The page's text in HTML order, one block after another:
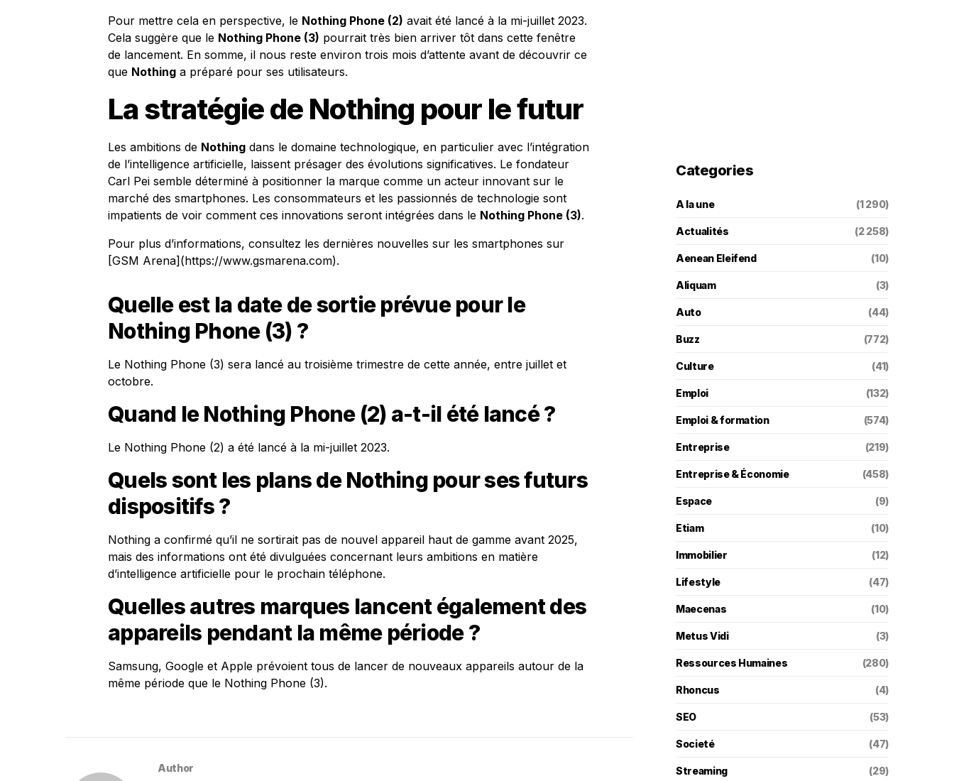
Pour mettre cela en perspective, le Nothing Phone (2) avait été lancé à la mi-juillet 2023.
Cela suggère que le Nothing Phone (3) pourrait très bien arriver tôt dans cette fenêtre
de lancement. En somme, il nous reste environ trois mois d’attente avant de découvrir ce
que Nothing a préparé pour ses utilisateurs.
La stratégie de Nothing pour le futur
Les ambitions de Nothing dans le domaine technologique, en particulier avec l’intégration
de l’intelligence artificielle, laissent présager des évolutions significatives. Le fondateur
Carl Pei semble déterminé à positionner la marque comme un acteur innovant sur le
marché des smartphones. Les consommateurs et les passionnés de technologie sont
impatients de voir comment ces innovations seront intégrées dans le Nothing Phone (3).
Pour plus d’informations, consultez les dernières nouvelles sur les smartphones sur
[GSM Arena](https://www.gsmarena.com).
Quelle est la date de sortie prévue pour le
Nothing Phone (3) ?
Le Nothing Phone (3) sera lancé au troisième trimestre de cette année, entre juillet et
octobre.
Quand le Nothing Phone (2) a-t-il été lancé ?
Le Nothing Phone (2) a été lancé à la mi-juillet 2023.
Quels sont les plans de Nothing pour ses futurs
dispositifs ?
Nothing a confirmé qu’il ne sortirait pas de nouvel appareil haut de gamme avant 2025,
mais des informations ont été divulguées concernant leurs ambitions en matière
d’intelligence artificielle pour le prochain téléphone.
Quelles autres marques lancent également des
appareils pendant la même période ?
Samsung, Google et Apple prévoient tous de lancer de nouveaux appareils autour de la
même période que le Nothing Phone (3).
Author
Categories
A la une (1 290)
Actualités (2 258)
Aenean Eleifend (10)
Aliquam (3)
Auto (44)
Buzz (772)
Culture (41)
Emploi (132)
Emploi & formation (574)
Entreprise (219)
Entreprise & Économie (458)
Espace (9)
Etiam (10)
Immobilier (12)
Lifestyle (47)
Maecenas (10)
Metus Vidi (3)
Ressources Humaines (280)
Rhoncus (4)
SEO (53)
Societé (47)
Streaming (29)